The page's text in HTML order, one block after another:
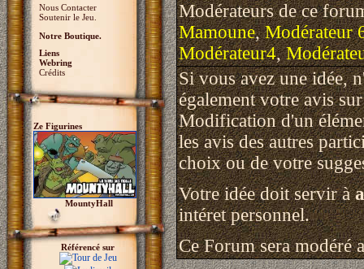
Nous Contacter
Soutenir le Jeu.
Notre Boutique.
Liens
Webring
Crédits
Ze Figurines
MountyHall
Référencé sur
Modérateurs de ce
Mamoune,Modérateur
Modérateur4,
Si vous avez une idée,
également votre avis
Modification d'un
les avis des autres
choix ou de votre
Votre idée doit servir à
intéret personnel.
Ce Forum sera modéré